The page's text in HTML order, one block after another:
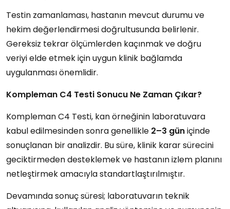
Testin zamanlaması, hastanın mevcut durumu ve
hekim değerlendirmesi doğrultusunda belirlenir.
Gereksiz tekrar ölçümlerden kaçınmak ve doğru
veriyi elde etmek için uygun klinik bağlamda
uygulanması önemlidir.
Kompleman C4 Testi Sonucu Ne Zaman Çıkar?
Kompleman C4 Testi, kan örneğinin laboratuvara
kabul edilmesinden sonra genellikle 2–3 güniçinde
sonuçlanan bir analizdir. Bu süre, klinik karar sürecini
geciktirmeden desteklemek ve hastanın izlem planını
netleştirmek amacıyla standartlaştırılmıştır.
Devamında sonuç süresi; laboratuvarın teknik